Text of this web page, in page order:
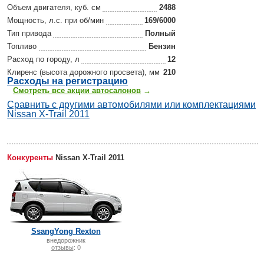
Объем двигателя, куб. см
2488
Мощность, л.с. при об/мин
169/6000
Тип привода
Полный
Топливо
Бензин
Расход по городу, л
12
Клиренс (высота дорожного просвета), мм 210
Расходы на регистрацию
Смотреть все акции автосалонов →
Сравнить с другими автомобилями или комплектациями
Nissan X-Trail 2011
Конкуренты Nissan X-Trail 2011
SsangYong Rexton
внедорожник
отзывы: 0